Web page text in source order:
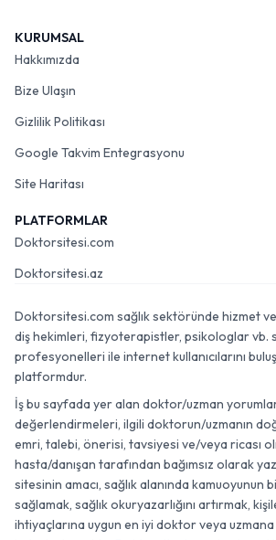
KURUMSAL
Hakkımızda
Bize Ulaşın
Gizlilik Politikası
Google Takvim Entegrasyonu
Site Haritası
PLATFORMLAR
Doktorsitesi.com
Doktorsitesi.az
Doktorsitesi.com sağlık sektöründe hizmet
diş hekimleri, fizyoterapistler, psikologlar vb.
profesyonelleri ile internet kullanıcılarını
platformdur.
İş bu sayfada yer alan doktor/uzman
değerlendirmeleri, ilgili doktorun/uzmanın
emri, talebi, önerisi, tavsiyesi ve/veya ricası
hasta/danışan tarafından bağımsız olarak
sitesinin amacı, sağlık alanında kamuoyunun
sağlamak, sağlık okuryazarlığını artırmak,
ihtiyaçlarına uygun en iyi doktor veya uzmana